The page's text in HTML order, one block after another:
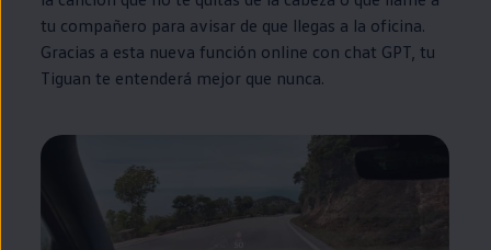
tu compañero para avisar de que llegas a la oficina.
Gracias a esta nueva función online con chat GPT, tu
Tiguan te entenderá mejor que nunca.